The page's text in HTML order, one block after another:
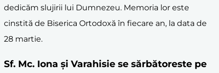
dedicăm slujirii lui Dumnezeu. Memoria lor este
cinstită de Biserica Ortodoxă în fiecare an, la data de
28 martie.
Sf. Mc. Iona și Varahisie se sărbătoreste pe